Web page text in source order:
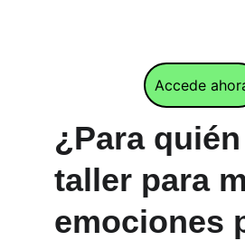
¿Para
taller para
emociones
Accede